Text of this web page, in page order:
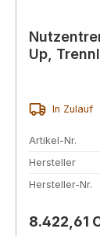
Up,
In Zulauf
Artikel-Nr.
Hersteller
Hersteller-Nr.
Regulärer
8.422,61